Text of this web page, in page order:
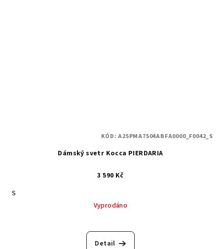
Dámský svetr Kocca PIERDARIA
3 590 Kč
S
Vyprodáno
Detail
KÓD:A25PMA7504ABFA0000_F0042_S